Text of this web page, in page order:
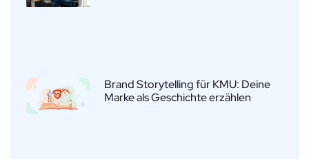
Brand Storytelling für KMU: Deine
Marke als Geschichte erzählen